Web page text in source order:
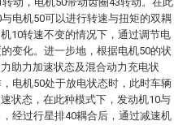
电机50可以进行转速与扭矩的双耦
10转速不变的情况下，通过调节电
变化。进一步地，根据电机50的状
助力加速状态及混合动力充电状
电机50处于放电状态时，此时车辆
状态，在此种模式下，发动机10与
经过行星排40耦合后，通过减速机